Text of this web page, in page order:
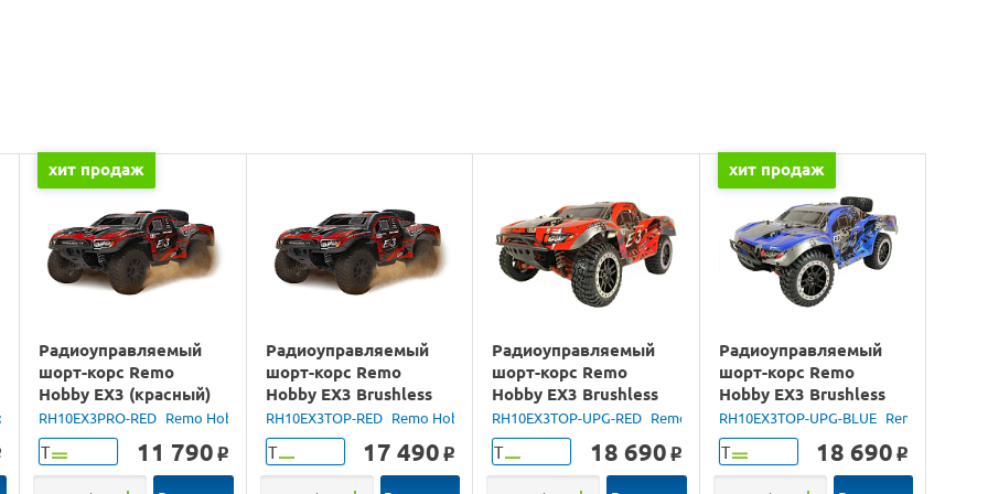
хит продаж
Радиоуправляемый
шорт-корс Remo
Hobby EX3 (красный)
4WD 2.4G 1/10 RTR
RH10EX3PRO-RED Remo Hobby
Т 11 790 o
Радиоуправляемый
шорт-корс Remo
Hobby EX3 Brushless
(красный) 4WD 2.4G
1/10 RTR
RH10EX3TOP-RED Remo Hobby
Т 17 490 o
Радиоуправляемый
шорт-корс Remo
Hobby EX3 Brushless
UPGRADE (красный)
4WD 2.4G 1/10 RTR
RH10EX3TOP-UPG-RED Remo Hobby
Т 18 690 o
хит продаж
Радиоуправляемый
шорт-корс Remo
Hobby EX3 Brushless
UPGRADE (синий) 4WD
2.4G 1/10 RTR
RH10EX3TOP-UPG-BLUE Remo Hobby
Т 18 690 o